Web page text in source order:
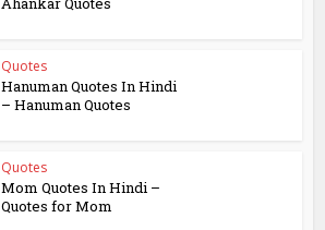
Quotes
Hanuman Quotes In Hindi
– Hanuman Quotes
Quotes
Mom Quotes In Hindi –
Quotes for Mom